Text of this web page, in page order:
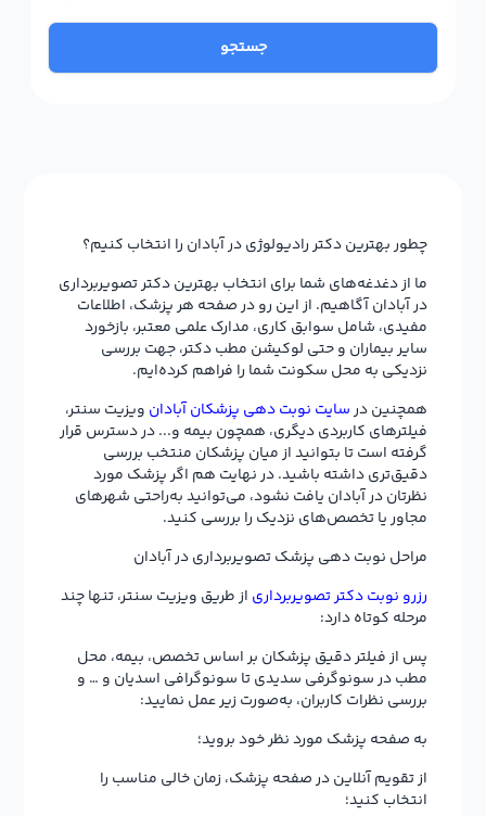
جستجو
چطور بهترین دکتر رادیولوژی در آبادان را انتخاب کنیم؟
ما از دغدغه‌های شما برای انتخاب بهترین دکتر تصویربرداری
در آبادان آگاهیم. از این رو در صفحه هر پزشک، اطلاعات
مفیدی، شامل سوابق کاری، مدارک علمی معتبر، بازخورد
سایر بیماران و حتی لوکیشن مطب دکتر، جهت بررسی
نزدیکی به محل سکونت شما را فراهم کرده‌ایم.
همچنین درسایت نوبت دهی پزشکان آبادان ویزیت سنتر،
فیلترهای کاربردی دیگری، همچون بیمه و... در دسترس قرار
گرفته است تا بتوانید از میان پزشکان منتخب بررسی
دقیق‌تری داشته باشید. در نهایت هم اگر پزشک مورد
نظرتان در آبادان یافت نشود، می‌توانید به‌راحتی شهرهای
مجاور یا تخصص‌های نزدیک را بررسی کنید.
مراحل نوبت دهی پزشک تصویربرداری در آبادان
رزرو نوبت دکتر تصویربرداری از طریق ویزیت سنتر، تنها چند
مرحله کوتاه دارد:
پس از فیلتر دقیق پزشکان بر اساس تخصص، بیمه، محل
مطب در سونوگرفی سدیدی تا سونوگرافی اسدیان و … و
بررسی نظرات کاربران، به‌صورت زیر عمل نمایید:
به صفحه پزشک مورد نظر خود بروید؛
از تقویم آنلاین در صفحه پزشک، زمان خالی مناسب را
انتخاب کنید؛